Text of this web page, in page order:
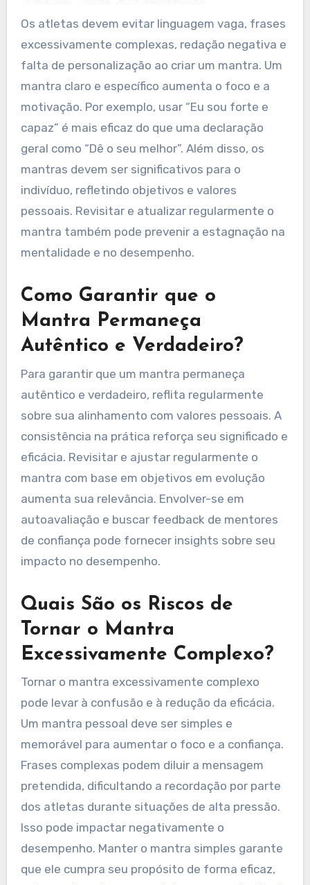
ressonância emocional e reforçar o
compromisso. Cada técnica amplifica de maneira
única a eficácia do mantra, promovendo
confiança e desempenho.
Quais Erros Comuns os
Atletas Devem Evitar ao
Criar um Mantra?
excessivamente complexas, redação negativa e
falta de personalização ao criar um mantra. Um
mantra claro e específico aumenta o foco e a
motivação. Por exemplo, usar “Eu sou forte e
capaz” é mais eficaz do que uma declaração
geral como “Dê o seu melhor”. Além disso, os
mantras devem ser significativos para o
indivíduo, refletindo objetivos e valores
pessoais. Revisitar e atualizar regularmente o
mantra também pode prevenir a estagnação na
mentalidade e no desempenho.
Como Garantir que o
Mantra Permaneça
autêntico e verdadeiro, reflita regularmente
sobre sua alinhamento com valores pessoais. A
consistência na prática reforça seu significado e
eficácia. Revisitar e ajustar regularmente o
mantra com base em objetivos em evolução
aumenta sua relevância. Envolver-se em
autoavaliação e buscar feedback de mentores
de confiança pode fornecer insights sobre seu
impacto no desempenho.
Quais São os Riscos de
Tornar o Mantra